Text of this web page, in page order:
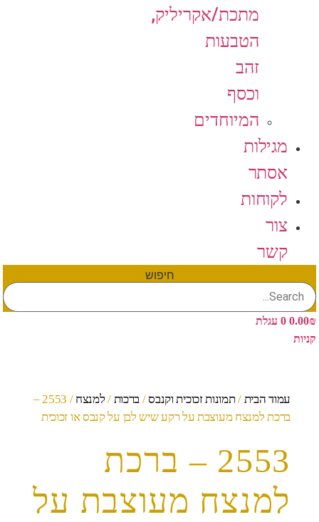
מתכת/אקריליק,
הטבעות
זהב
וכסף
המיוחדים
מגילות
אסתר
לקוחות
צור
קשר
חיפוש
0.00₪
0 עגלת
קניות
עמוד הבית /תמונות זכוכית וקנבס/ ברכות / למנצח
/ 2553 –
ברכת למנצח מעוצבת על רקע שיש לבן על קנבס או זכוכית
2553 – ברכת
למנצח מעוצבת על